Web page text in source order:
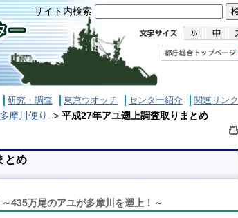
研究・調査 東京ウオッチ センター紹介 関連リンク
サイト内検索
多摩川便り > 平成27年アユ遡上調査取りまとめ
とめ
435万尾のアユが多摩川を遡上！～